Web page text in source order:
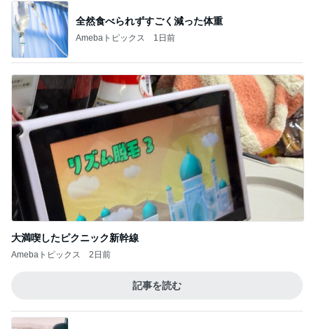
全然食べられずすごく減った体重
Amebaトピックス 1日前
大満喫したピクニック新幹線
Amebaトピックス 2日前
記事を読む